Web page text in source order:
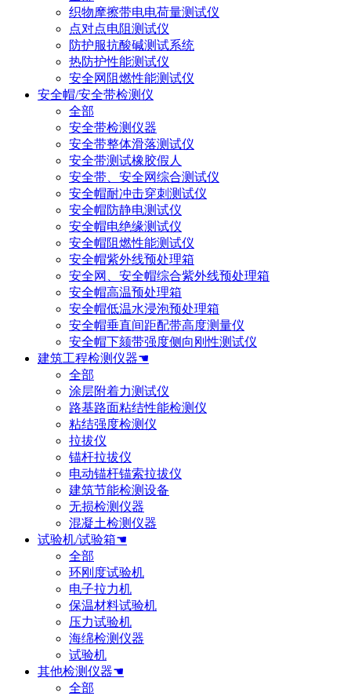
织物摩擦带电电荷量测试仪
点对点电阻测试仪
防护服抗酸碱测试系统
热防护性能测试仪
安全网阻燃性能测试仪
安全帽/安全带检测仪
全部
安全带检测仪器
安全带整体滑落测试仪
安全带测试橡胶假人
安全带、安全网综合测试仪
安全帽耐冲击穿刺测试仪
安全帽防静电测试仪
安全帽电绝缘测试仪
安全帽阻燃性能测试仪
安全帽紫外线预处理箱
安全网、安全帽综合紫外线预处理箱
安全帽高温预处理箱
安全帽低温水浸泡预处理箱
安全帽垂直间距配带高度测量仪
安全帽下颏带强度侧向刚性测试仪
建筑工程检测仪器☚
全部
涂层附着力测试仪
路基路面粘结性能检测仪
粘结强度检测仪
拉拔仪
锚杆拉拔仪
电动锚杆锚索拉拔仪
建筑节能检测设备
无损检测仪器
混凝土检测仪器
试验机/试验箱☚
全部
环刚度试验机
电子拉力机
保温材料试验机
压力试验机
海绵检测仪器
试验机
其他检测仪器☚
全部